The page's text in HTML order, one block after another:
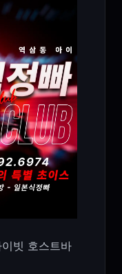
빗 호스트바